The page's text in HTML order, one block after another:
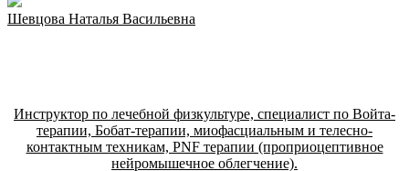
Шевцова Наталья Васильевна
Инструктор по лечебной физкультуре, специалист по Войта-
терапии, Бобат-терапии, миофасциальным и телесно-
контактным техникам, PNF терапии (проприоцептивное
нейромышечное облегчение).